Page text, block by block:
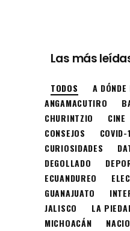
Las más
TODOS A DÓNDE
ANGAMACUTIRO
CHURINTZIO
CINE
CONSEJOS
COVID-
CURIOSIDADES
DEGOLLADO
ECUANDUREO
GUANAJUATO
JALISCO
LA
MICHOACÁN